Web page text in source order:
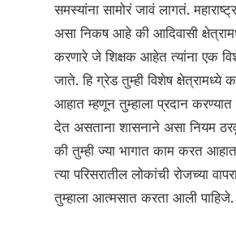
समस्यांना सामोरं जावं लागतं.
असा निकष आहे की आदिवासी
करणारे जे शिक्षक आहेत त्यांना एक
जाते. हि ग्रेड तुम्ही विशेष क्षेत्रामध्ये
आहात म्हणून तुम्हाला प्रदान
देत असताना शासनाने असा नियम
की तुम्ही ज्या भागात काम करत आहात
त्या परिसरातील लोकांची रोजच्या
तुम्हाला आत्मसात करता आली पाहिजे.